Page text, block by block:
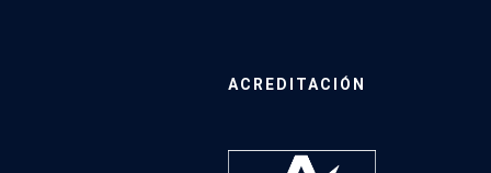
ACREDITACIÓN